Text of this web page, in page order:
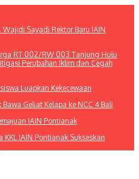
Wajidi Sayadi Rektor Baru IAIN
RT 002/RW 003 Tanjung Hulu
Perubahan Iklim dan Cegah
Luapkan Kekecewaan
Geliat Kelapa ke NCC 4 Bali
IAIN Pontianak
IAIN Pontianak Sukseskan